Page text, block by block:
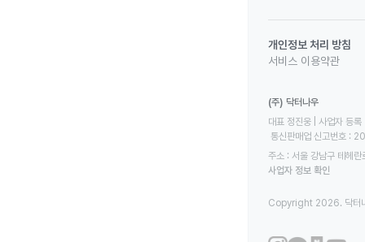
개인정보 처리 방침
서비스 이용약관
(주) 닥터나우
대표 정진웅 | 사업자
통신판매업 신고번호
주소 : 서울 강남구 테헤
사업자 정보 확인
Copyright 2026. 닥터